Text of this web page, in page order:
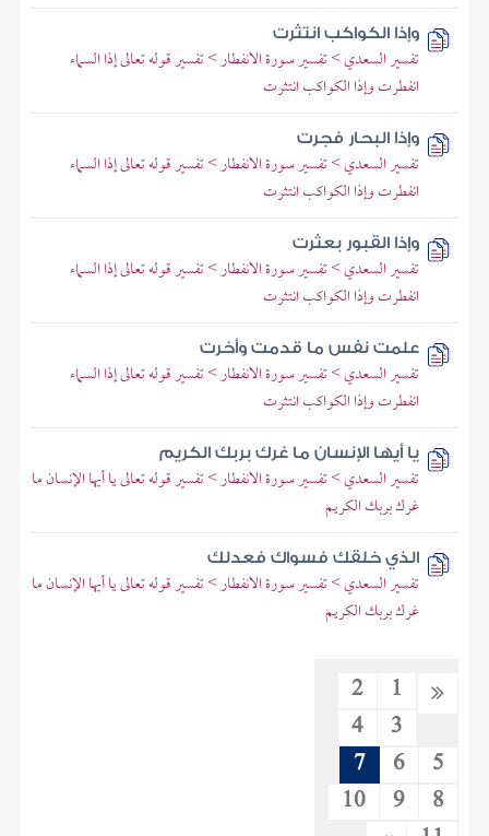
وإذا الكواكب انتثرت
تفسير السعدي > تفسير سورة الانفطار > تفسير قوله تعالى إذا السماء
انفطرت وإذا الكواكب انتثرت
وإذا البحار فجرت
تفسير السعدي > تفسير سورة الانفطار > تفسير قوله تعالى إذا السماء
انفطرت وإذا الكواكب انتثرت
وإذا القبور بعثرت
تفسير السعدي > تفسير سورة الانفطار > تفسير قوله تعالى إذا السماء
انفطرت وإذا الكواكب انتثرت
علمت نفس ما قدمت وأخرت
تفسير السعدي > تفسير سورة الانفطار > تفسير قوله تعالى إذا السماء
انفطرت وإذا الكواكب انتثرت
يا أيها الإنسان ما غرك بربك الكريم
تفسير السعدي > تفسير سورة الانفطار > تفسير قوله تعالى يا أيها الإنسان ما
غرك بربك الكريم
الذي خلقك فسواك فعدلك
تفسير السعدي > تفسير سورة الانفطار > تفسير قوله تعالى يا أيها الإنسان ما
غرك بربك الكريم
1
2
3
4
5
6
7
8
9
10